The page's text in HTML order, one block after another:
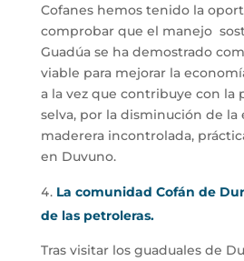
Cofanes hemos tenido la
comprobar que el manejo
Guadúa se ha demostrado
viable para mejorar la
a la vez que contribuye con la
selva, por la disminución de la
maderera incontrolada,
en Duvuno.
La comunidad Cofán de
de las petroleras.
Tras visitar los guaduales de